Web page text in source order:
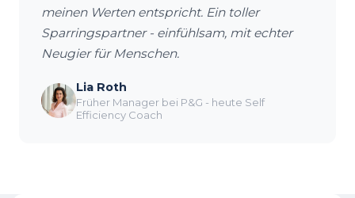
meinen Werten entspricht. Ein toller
Sparringspartner - einfühlsam, mit echter
Neugier für Menschen.
Lia Roth
Früher Manager bei P&G - heute Self
Efficiency Coach